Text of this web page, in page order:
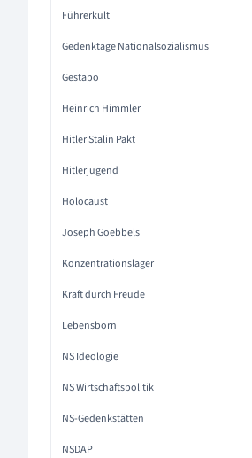
Führerkult
Gedenktage Nationalsozialismus
Gestapo
Heinrich Himmler
Hitler Stalin Pakt
Hitlerjugend
Holocaust
Joseph Goebbels
Konzentrationslager
Kraft durch Freude
Lebensborn
NS Ideologie
NS Wirtschaftspolitik
NS-Gedenkstätten
NSDAP